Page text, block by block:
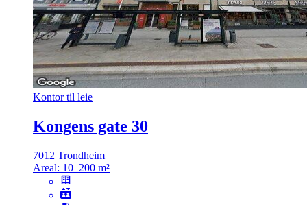
Kontor til leie
Kongens gate 30
7012 Trondheim
Areal: 10–200 m²